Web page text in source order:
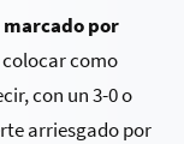
por
colocar como
con un 3-0 o
arriesgado por